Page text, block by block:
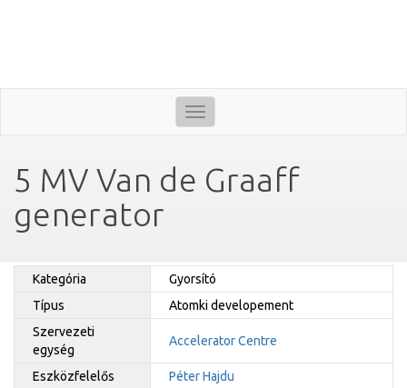
Toggle
navigation
5 MV Van de Graaff
generator
Kategória
Gyorsító
Típus
Atomki developement
Szervezeti
egység
Accelerator Centre
Eszközfelelős
Péter Hajdu